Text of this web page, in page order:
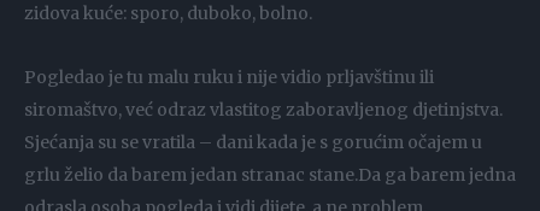
zidova kuće: sporo, duboko, bolno.
Pogledao je tu malu ruku i nije vidio prljavštinu ili
siromaštvo, već odraz vlastitog zaboravljenog djetinjstva.
Sjećanja su se vratila – dani kada je s gorućim očajem u
grlu želio da barem jedan stranac stane.Da ga barem jedna